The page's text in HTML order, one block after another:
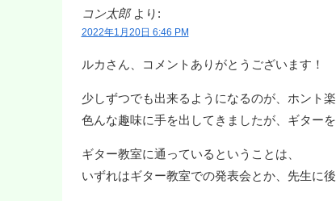
コン太郎 より:
2022年1月20日 6:46 PM
ルカさん、コメントありがとうございます！
少しずつでも出来るようになるのが、ホント楽
色んな趣味に手を出してきましたが、ギターを
ギター教室に通っているということは、
いずれはギター教室での発表会とか、先生に